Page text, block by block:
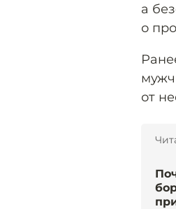
а
о
от